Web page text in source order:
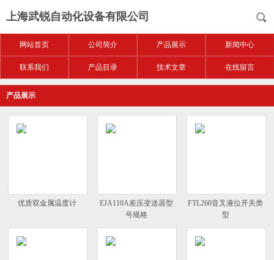
上海武锐自动化设备有限公司
网站首页 公司简介 产品展示 新闻中心
联系我们 产品目录 技术文章 在线留言
产品展示
优质双金属温度计
EJA110A差压变送器型
号规格
FTL260音叉液位开关类
型